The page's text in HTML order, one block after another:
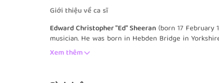
Giới thiệu về ca sĩ
Edward Christopher "Ed" Sheeran(born 17 February
musician. He was born in Hebden Bridge in
out of school at 16, and moved to London the
album, + (read as "plus"), was released on 9
Xem thêm